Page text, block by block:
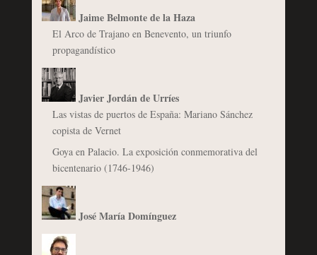
Jaime Belmonte de la Haza
El Arco de Trajano en Benevento, un triunfo
propagandístico
Javier Jordán de Urríes
Las vistas de puertos de España: Mariano Sánchez
copista de Vernet
Goya en Palacio. La exposición conmemorativa del
bicentenario (1746-1946)
José María Domínguez